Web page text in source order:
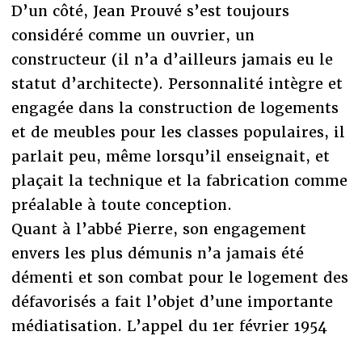
D’un côté, Jean Prouvé s’est toujours
considéré comme un ouvrier, un
constructeur (il n’a d’ailleurs jamais eu le
statut d’architecte). Personnalité intègre et
engagée dans la construction de logements
et de meubles pour les classes populaires, il
parlait peu, même lorsqu’il enseignait, et
plaçait la technique et la fabrication comme
préalable à toute conception.
Quant à l’abbé Pierre, son engagement
envers les plus démunis n’a jamais été
démenti et son combat pour le logement des
défavorisés a fait l’objet d’une importante
médiatisation. L’appel du 1er février 1954